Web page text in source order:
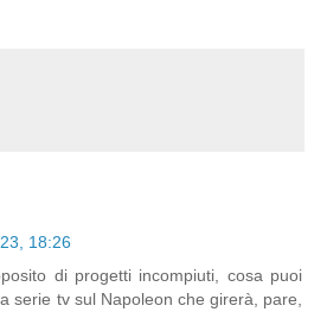
18:26
di progetti incompiuti, cosa puoi
serie tv sul Napoleon che girerà, pare,